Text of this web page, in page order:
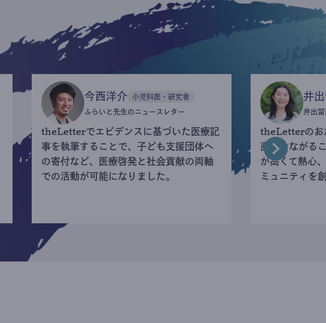
今西洋介 小児科医・研究者
ふらいと先生のニュースレター
theLetterでエビデンスに基づいた医療記
事を執筆することで、子ども支援団体へ
の寄付など、医療啓発と社会貢献の両軸
での活動が可能になりました。
井
井出
theLetterのお
直接つながる
が高くて熱心
ミュニティを